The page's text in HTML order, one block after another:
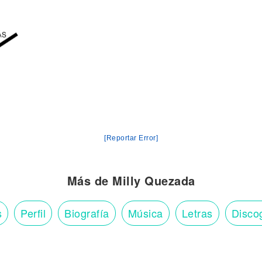
[Reportar Error]
Más de Milly Quezada
Perfil Biografía Música Letras